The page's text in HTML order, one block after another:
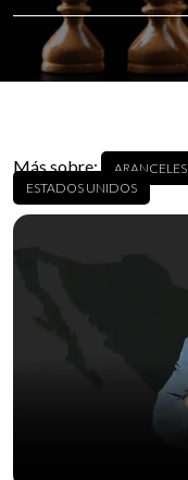
Más sobre: ARANCELES
ESTADOS UNIDOS